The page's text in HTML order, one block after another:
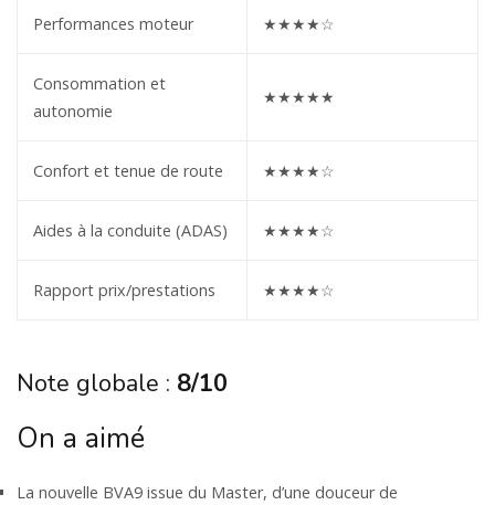
Performances moteur ★★★★☆
Consommation et
autonomie
★★★★★
Confort et tenue de route ★★★★☆
Aides à la conduite (ADAS) ★★★★☆
Rapport prix/prestations ★★★★☆
Note globale : 8/10
On a aimé
La nouvelle BVA9 issue du Master, d’une douceur de